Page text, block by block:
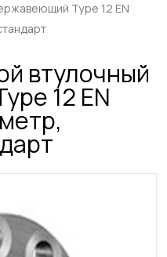
Type 12 EN
втулочный
12 EN